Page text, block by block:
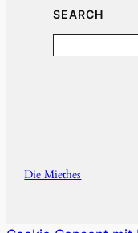
SEARCH
Die Miethes